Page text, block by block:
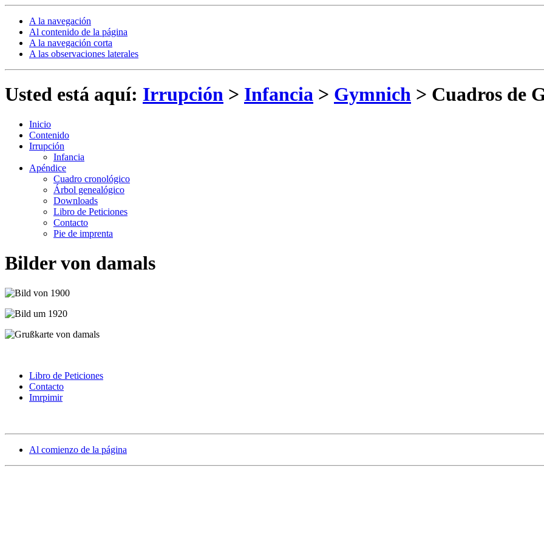
A la navegación
Al contenido de la página
A la navegación corta
A las observaciones laterales
Usted está aquí: Irrupción > Infancia > Gymnich > Cuadros de
Inicio
Contenido
Irrupción
Infancia
Apéndice
Cuadro cronológico
Árbol genealógico
Downloads
Libro de Peticiones
Contacto
Pie de imprenta
Bilder von damals
Libro de Peticiones
Contacto
Imrpimir
Al comienzo de la página